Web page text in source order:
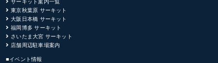
東京秋葉原 サーキット
大阪日本橋 サーキット
福岡博多 サーキット
さいたま大宮 サーキット
店舗周辺駐車場案内
■イベント情報